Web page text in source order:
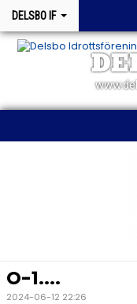
DELSBO IF
MATCHER
O-1....
2024-06-12 22:26